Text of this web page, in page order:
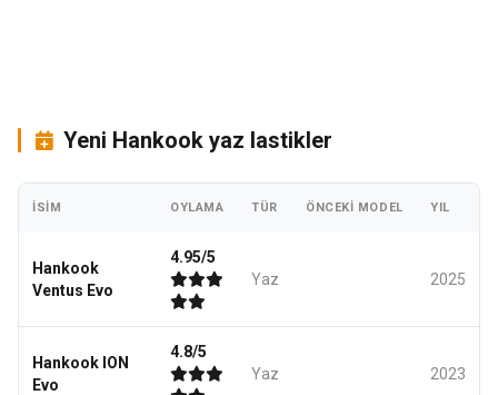
Yeni Hankook yaz lastikler
İSIM OYLAMA TÜR ÖNCEKI MODEL YIL
Hankook
Ventus Evo
4.95/5
Yaz
2025
Hankook ION
Evo
4.8/5
Yaz
2023